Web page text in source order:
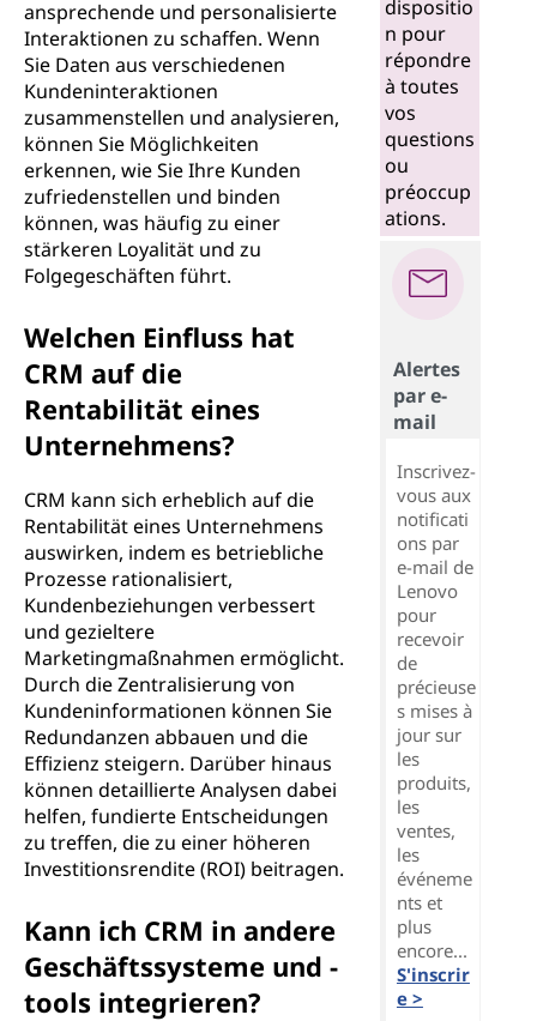
ansprechende und personalisierte
Interaktionen zu schaffen. Wenn
Sie Daten aus verschiedenen
Kundeninteraktionen
zusammenstellen und analysieren,
können Sie Möglichkeiten
erkennen, wie Sie Ihre Kunden
zufriedenstellen und binden
können, was häufig zu einer
stärkeren Loyalität und zu
Folgegeschäften führt.
Welchen Einfluss hat
CRM auf die
Rentabilität eines
Unternehmens?
CRM kann sich erheblich auf die
Rentabilität eines Unternehmens
auswirken, indem es betriebliche
Prozesse rationalisiert,
Kundenbeziehungen verbessert
und gezieltere
Marketingmaßnahmen ermöglicht.
Durch die Zentralisierung von
Kundeninformationen können Sie
Redundanzen abbauen und die
Effizienz steigern. Darüber hinaus
können detaillierte Analysen dabei
helfen, fundierte Entscheidungen
zu treffen, die zu einer höheren
Investitionsrendite (ROI) beitragen.
Kann ich CRM in andere
Geschäftssysteme und -
tools integrieren?
dispositio
n pour
répondre
à toutes
vos
questions
ou
préoccup
ations.
Alertes
par e-
mail
Inscrivez-
vous aux
notificati
ons par
e-mail de
Lenovo
pour
recevoir
de
précieuse
s mises à
jour sur
les
produits,
les
ventes,
les
événeme
nts et
plus
encore...
S'inscrir
e >